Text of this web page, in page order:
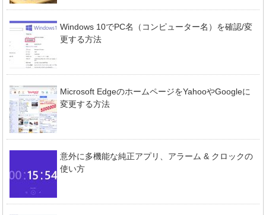
Windows 10でPC名（コンピューター名）を確認/変
更する方法
Microsoft EdgeのホームページをYahooやGoogleに
変更する方法
意外に多機能な純正アプリ、アラーム & クロックの
使い方